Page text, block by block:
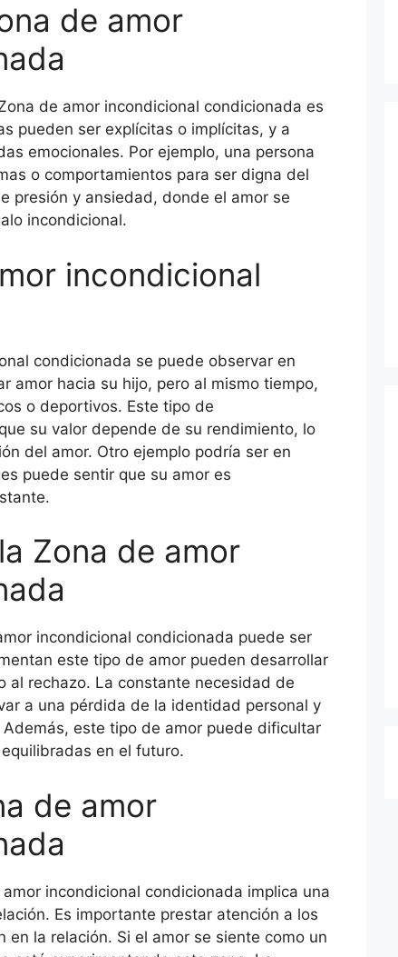
de amor
de amor incondicional condicionada es
pueden ser explícitas o implícitas, y a
emocionales. Por ejemplo, una persona
o comportamientos para ser digna del
presión y ansiedad, donde el amor se
incondicional.
incondicional
condicionada se puede observar en
amor hacia su hijo, pero al mismo tiempo,
o deportivos. Este tipo de
su valor depende de su rendimiento, lo
del amor. Otro ejemplo podría ser en
puede sentir que su amor es
Zona de amor
incondicional condicionada puede ser
este tipo de amor pueden desarrollar
al rechazo. La constante necesidad de
a una pérdida de la identidad personal y
este tipo de amor puede dificultar
en el futuro.
de amor
incondicional condicionada implica una
Es importante prestar atención a los
la relación. Si el amor se siente como un